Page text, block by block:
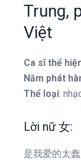
Trung,
Việt
Ca sĩ thể
Năm phát
Thể loại:
Lời nữ 女:
是我爱的太